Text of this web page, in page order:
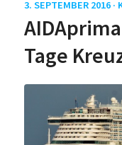
3. SEPTEMBER 2016 ·
Tage